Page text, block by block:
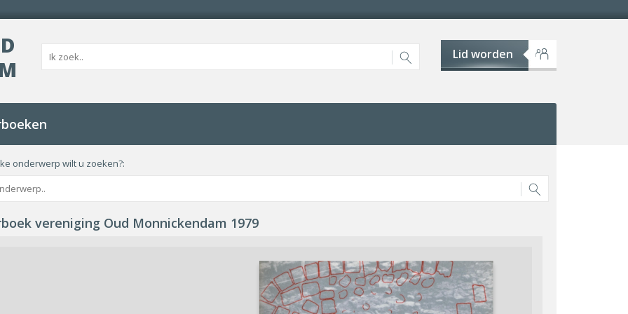
Lid worden
onderwerp wilt u zoeken?:
vereniging Oud Monnickendam 1979